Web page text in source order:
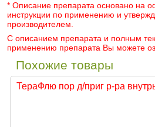
* Описание препарата основано на
инструкции по применению и
производителем.
С описанием препарата и полным
применению препарата Вы можете
Похожие товары
ТераФлю пор д/приг р-ра